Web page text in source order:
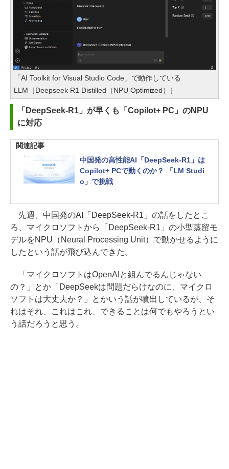
「AI Toolkit for Visual Studio Code」で動作している
LLM［Deepseek R1 Distilled（NPU Optimized）］
「DeepSeek-R1」が早くも「Copilot+ PC」のNPU
に対応
関連記事
中国発の高性能AI「DeepSeek-R1」は
Copilot+ PCで動くのか？ 「LM Studi
o」で挑戦
先週、中国発のAI「DeepSeek-R1」の話をしたとこ
ろ、マイクロソフトから「DeepSeek-R1」の小型蒸留モ
デルをNPU（Neural Processing Unit）で動かせるように
したという話が飛び込んできた。
「マイクロソフトはOpenAIと組んでるんじゃない
の？」とか「DeepSeekは問題だらけなのに、マイクロ
ソフトは大丈夫か？」とかいう話が噴出しているが、そ
れはそれ、これはこれ、できることは何でもやろうとい
う話だろうと思う。